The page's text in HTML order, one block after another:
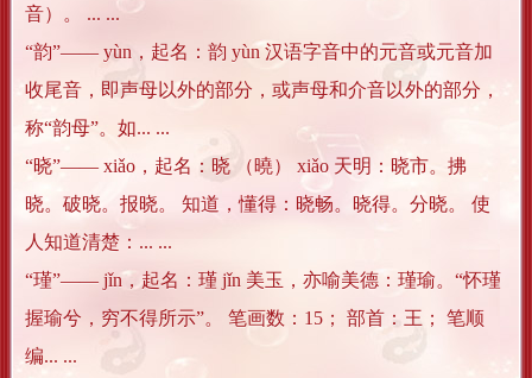
音）。 ... ...
“韵”―― yùn，起名：韵 yùn 汉语字音中的元音或元音加
收尾音，即声母以外的部分，或声母和介音以外的部分，
称“韵母”。如... ...
“晓”―― xiǎo，起名：晓 （曉） xiǎo 天明：晓市。拂
晓。破晓。报晓。 知道，懂得：晓畅。晓得。分晓。 使
人知道清楚：... ...
“瑾”―― jǐn，起名：瑾 jǐn 美玉，亦喻美德：瑾瑜。“怀瑾
握瑜兮，穷不得所示”。 笔画数：15； 部首：王； 笔顺
编... ...